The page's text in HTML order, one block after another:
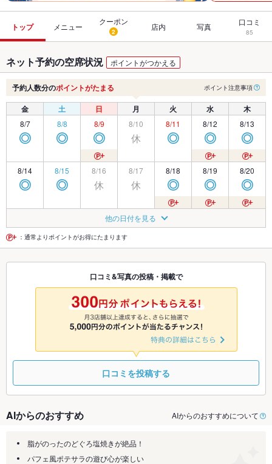
トップ メニュー
クーポン
2 店内 写真 口コミ
85
ネット予約の空席状況 ポイントがつかえる
予約人数分のポイントがたまる ポイント注意事項
金 土 日 月 火 水 木
8/7
◎
8/8
◎
8/9
◎
8/10
休
8/11
◎
8/12
◎
8/13
◎
8/14
◎
8/15
◎
8/16
休
8/17
休
8/18
◎
8/19
◎
8/20
◎
◎ ◎
8/23
◎
8/24
休
8/25
◎ ◎ ◎
8/28 8/29 8/30
◎
8/31
休
9/1
◎
9/2 9/3
9/6
◎
9/7
休
9/8
◎
他の日付を見る
：通常よりポイントがお得にたまります
口コミ&写真の投稿・掲載で
口コミを投稿する
AIからのおすすめ AIからのおすすめについて
脂がのったのどぐろ塩焼きが絶品！
パフェ風ポテサラの遊び心が楽しい